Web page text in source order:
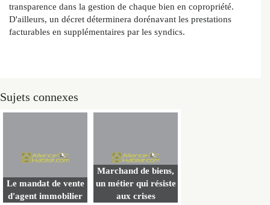
transparence dans la gestion de chaque bien en copropriété.
D'ailleurs, un décret déterminera dorénavant les prestations
facturables en supplémentaires par les syndics.
Sujets connexes
Le mandat de vente
d'agent immobilier
Marchand de biens,
un métier qui résiste
aux crises